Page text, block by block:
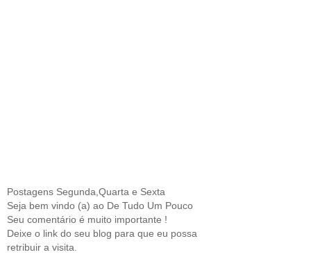
Postagens Segunda,Quarta e Sexta
Seja bem vindo (a) ao De Tudo Um Pouco
Seu comentário é muito importante !
Deixe o link do seu blog para que eu possa
retribuir a visita.